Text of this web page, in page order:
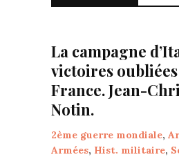
La campagne
victoires
France. Jean-
Notin.
2ème guerre mondiale,
Armées, Hist. militaire,